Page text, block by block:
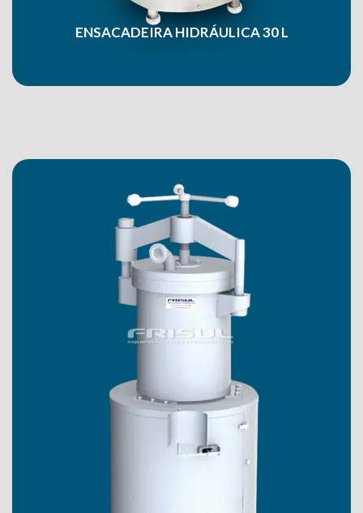
ENSACADEIRA HIDRÁULICA 30 L